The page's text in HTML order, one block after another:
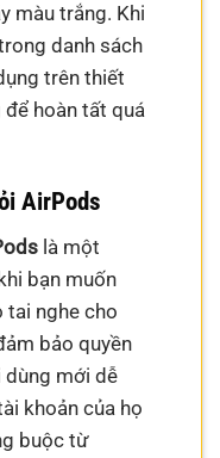
màu trắng. Khi
danh sách
trên thiết
để hoàn tất quá
AirPods
là một
bạn muốn
tai nghe cho
bảo quyền
mới dễ
khoản của họ
buộc từ